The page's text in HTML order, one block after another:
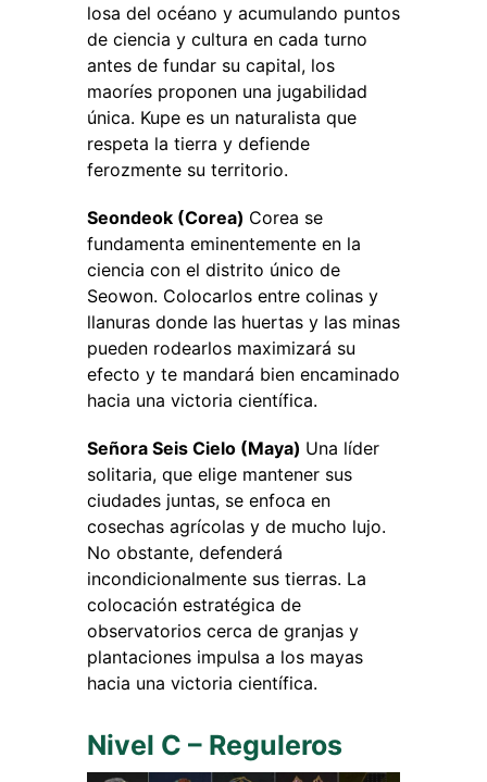
losa del océano y acumulando puntos
de ciencia y cultura en cada turno
antes de fundar su capital, los
maoríes proponen una jugabilidad
única. Kupe es un naturalista que
respeta la tierra y defiende
ferozmente su territorio.
Seondeok (Corea) Corea se
fundamenta eminentemente en la
ciencia con el distrito único de
Seowon. Colocarlos entre colinas y
llanuras donde las huertas y las minas
pueden rodearlos maximizará su
efecto y te mandará bien encaminado
hacia una victoria científica.
Señora Seis Cielo (Maya) Una líder
solitaria, que elige mantener sus
ciudades juntas, se enfoca en
cosechas agrícolas y de mucho lujo.
No obstante, defenderá
incondicionalmente sus tierras. La
colocación estratégica de
observatorios cerca de granjas y
plantaciones impulsa a los mayas
hacia una victoria científica.
Nivel C – Reguleros